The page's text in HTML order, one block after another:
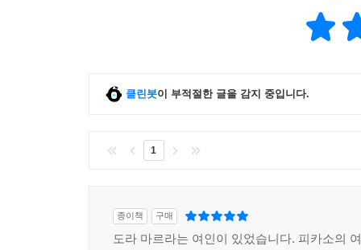
클린봇이 부적절한 글을 감지 중입니다.
1
종이책 구매
도라 마르라는 여인이 있었습니다. 피카소의